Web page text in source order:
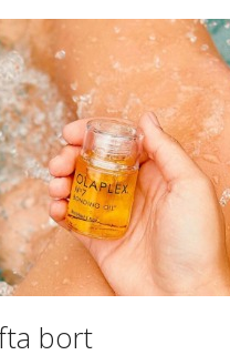
bort